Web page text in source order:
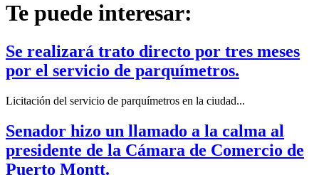
Te puede interesar:
Se realizará trato directo por tres meses
por el servicio de parquímetros.
Licitación del servicio de parquímetros en la ciudad...
Senador hizo un llamado a la calma al
presidente de la Cámara de Comercio de
Puerto Montt.